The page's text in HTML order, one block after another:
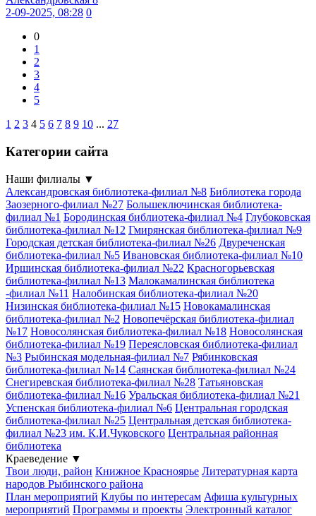
2-09-2025, 08:28 0
0
1
2
3
4
5
1 2 3 4 5 6 7 8 9 10 ... 27
Категории сайта
Наши филиалы ▼
Александровская библиотека-филиал №8 Библиотека города
Заозерного-филиал №27 Большеключинская библиотека-
филиал №1 Бородинская библиотека-филиал №4 Глубоковская
библиотека-филиал №12 Гмирянская библиотека-филиал №9
Городская детская библиотека-филиал №26 Двуреченская
библиотека-филиал №5 Ивановская библиотека-филиал №10
Иршинская библиотека-филиал №22 Красногорьевская
библиотека-филиал №13 Малокамалинская библиотека
-филиал №11 Налобинская библиотека-филиал №20
Низинская библиотека-филиал №15 Новокамалинская
библиотека-филиал №2 Новопечёрская библиотека-филиал
№17 Новосолянская библиотека-филиал №18 Новосолянская
библиотека-филиал №19 Переясловская библиотека-филиал
№3 Рыбинская модельная-филиал №7 Рябинковская
библиотека-филиал №14 Саянская библиотека-филиал №24
Снегиревская библиотека-филиал №28 Татьяновская
библиотека-филиал №16 Уральская библиотека-филиал №21
Успенская библиотека-филиал №6 Центральная городская
библиотека-филиал №25 Центральная детская библиотека-
филиал №23 им. К.И.Чуковского Центральная районная
библиотека
Краеведение ▼
Твои люди, район Книжное Красноярье Литературная карта
народов Рыбинского района
План мероприятий Клубы по интересам Афиша культурных
мероприятий Программы и проекты Электронный каталог